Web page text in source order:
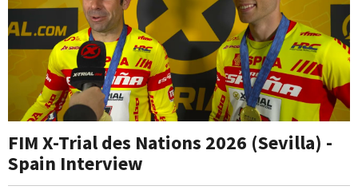
FIM X-Trial des Nations 2026 (Sevilla) -
Spain Interview